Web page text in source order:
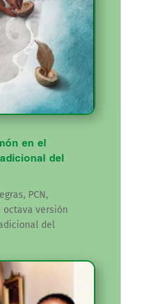
en el
del
PCN,
versión
del